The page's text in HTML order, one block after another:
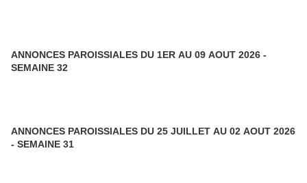
ANNONCES PAROISSIALES DU 1ER AU 09 AOUT 2026 -
SEMAINE 32
ANNONCES PAROISSIALES DU 25 JUILLET AU 02 AOUT 2026
- SEMAINE 31